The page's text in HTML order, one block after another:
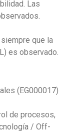
Las
que la
es observado.
(EG000017)
de procesos,
/ Off-